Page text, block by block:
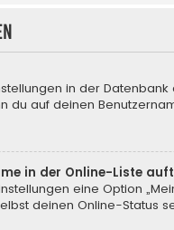
in der
auf deinen
in der Online-Liste
eine Option
deinen Online-Status